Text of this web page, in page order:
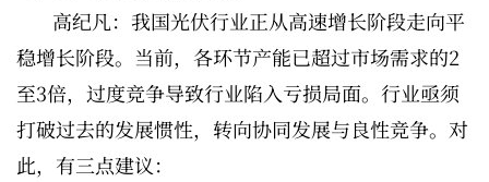
高纪凡：我国光伏行业正从高速增长阶段走向平
稳增长阶段。当前，各环节产能已超过市场需求的2
至3倍，过度竞争导致行业陷入亏损局面。行业亟须
打破过去的发展惯性，转向协同发展与良性竞争。对
此，有三点建议：